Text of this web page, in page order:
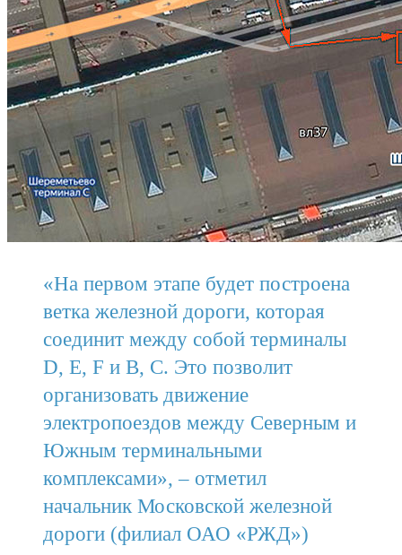
«На первом этапе будет построена
ветка железной дороги, которая
соединит между собой терминалы
D, E, F и B, C. Это позволит
организовать движение
электропоездов между Северным и
Южным терминальными
комплексами», – отметил
начальник Московской железной
дороги (филиал ОАО «РЖД»)